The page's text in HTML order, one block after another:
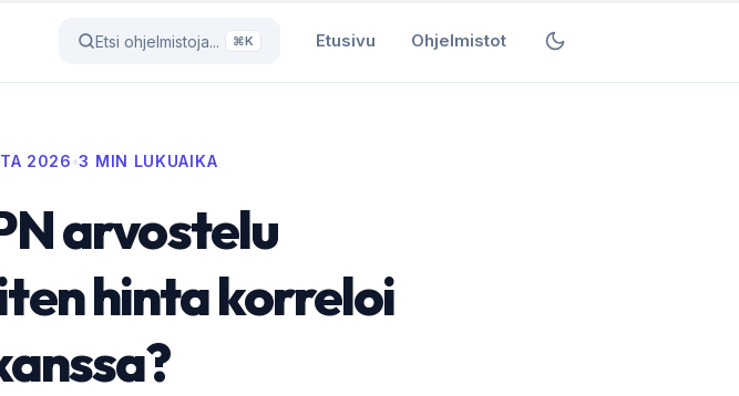
Etsi ohjelmistoja... ⌘K Etusivu Ohjelmistot
2026•3 MIN LUKUAIKA
arvostelu
hinta korreloi